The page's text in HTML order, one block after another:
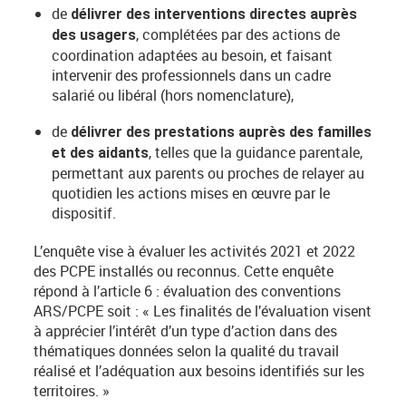
de délivrer des interventions directes auprès
des usagers, complétées par des actions de
coordination adaptées au besoin, et faisant
intervenir des professionnels dans un cadre
salarié ou libéral (hors nomenclature),
de délivrer des prestations auprès des familles
et des aidants, telles que la guidance parentale,
permettant aux parents ou proches de relayer au
quotidien les actions mises en œuvre par le
dispositif.
L’enquête vise à évaluer les activités 2021 et 2022
des PCPE installés ou reconnus. Cette enquête
répond à l’article 6 : évaluation des conventions
ARS/PCPE soit : « Les finalités de l’évaluation visent
à apprécier l’intérêt d’un type d’action dans des
thématiques données selon la qualité du travail
réalisé et l’adéquation aux besoins identifiés sur les
territoires. »